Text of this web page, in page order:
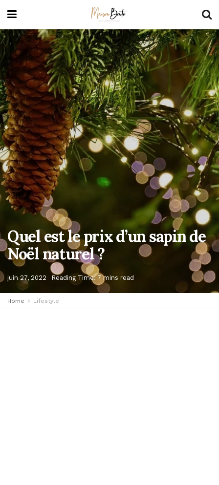
Quel est le prix d’un sapin de
Noël naturel ?
juin 27, 2022 Reading Time: 7 mins read
Home Lifestyle